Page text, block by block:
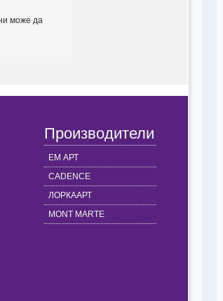
може да
Производители
ЕМ АРТ
CADENCE
ЛОРКААРТ
MONT MARTE